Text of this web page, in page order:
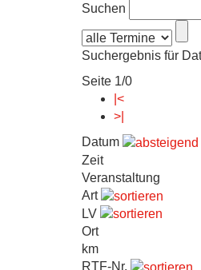
Suchen
Suchergebnis für
Seite 1/0
|<
>|
Datum
Zeit
Veranstaltung
Art
LV
Ort
km
RTF-Nr.